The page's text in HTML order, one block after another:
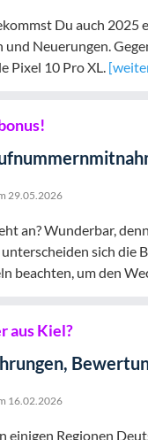
Du auch
Neuerungen.
Pixel 10 Pro XL.
29.05.2026
an? Wunderbar,
sich
beachten, um den
aus Kiel?
16.02.2026
einigen Regionen